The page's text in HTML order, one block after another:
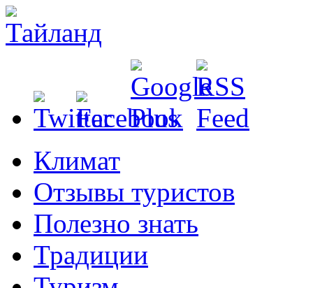
Климат
Отзывы туристов
Полезно знать
Традиции